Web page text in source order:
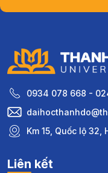
0934 078 668 -
Km 15, Quốc lộ 32,
Liên kết